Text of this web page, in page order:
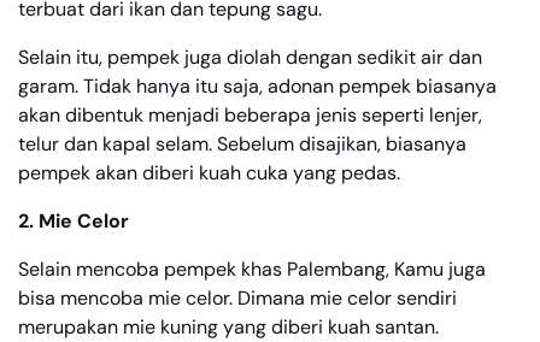
terbuat dari ikan dan tepung sagu.
Selain itu, pempek juga diolah dengan sedikit air dan
garam. Tidak hanya itu saja, adonan pempek biasanya
akan dibentuk menjadi beberapa jenis seperti lenjer,
telur dan kapal selam. Sebelum disajikan, biasanya
pempek akan diberi kuah cuka yang pedas.
2. Mie Celor
Selain mencoba pempek khas Palembang, Kamu juga
bisa mencoba mie celor. Dimana mie celor sendiri
merupakan mie kuning yang diberi kuah santan.